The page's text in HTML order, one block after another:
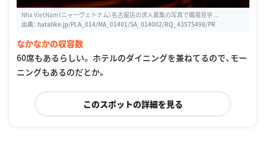
Nha VietNam（ニャーヴェトナム）名古屋店の求人募集の写真で職場見学 ...
出典： hatalike.jp/PLA_014/MA_01401/SA_014002/RQ_43575498/PR
なかなかの収容数
60席もあるらしい。 ホテルのダイニングを兼ねてるので、モー
ニングもあるのだとか。
このスポットの詳細を見る